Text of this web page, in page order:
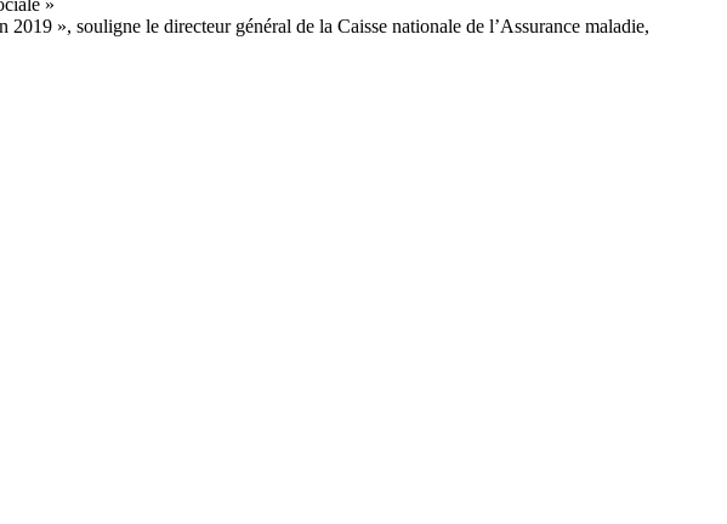
», souligne le directeur général de la Caisse nationale de l’Assurance maladie,